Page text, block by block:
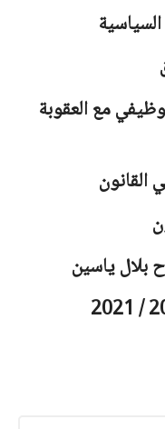
مع العقوبة
القانون
بلال ياسين